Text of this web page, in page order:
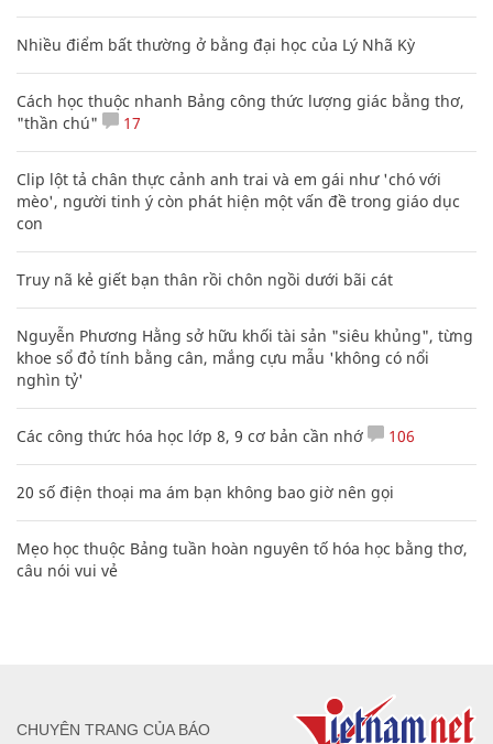
Nhiều điểm bất thường ở bằng đại học của Lý Nhã Kỳ
Cách học thuộc nhanh Bảng công thức lượng giác bằng thơ,
"thần chú"
17
Clip lột tả chân thực cảnh anh trai và em gái như 'chó với
mèo', người tinh ý còn phát hiện một vấn đề trong giáo dục
con
Truy nã kẻ giết bạn thân rồi chôn ngồi dưới bãi cát
Nguyễn Phương Hằng sở hữu khối tài sản "siêu khủng", từng
khoe sổ đỏ tính bằng cân, mắng cựu mẫu 'không có nổi
nghìn tỷ'
Các công thức hóa học lớp 8, 9 cơ bản cần nhớ 106
20 số điện thoại ma ám bạn không bao giờ nên gọi
Mẹo học thuộc Bảng tuần hoàn nguyên tố hóa học bằng thơ,
câu nói vui vẻ
CHUYÊN TRANG CỦA BÁO